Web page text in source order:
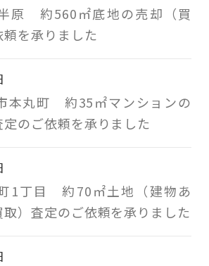
原 約560㎡底地の売却（買
を承りました
本丸町 約35㎡マンションの
のご依頼を承りました
1丁目 約70㎡土地（建物あ
取）査定のご依頼を承りました